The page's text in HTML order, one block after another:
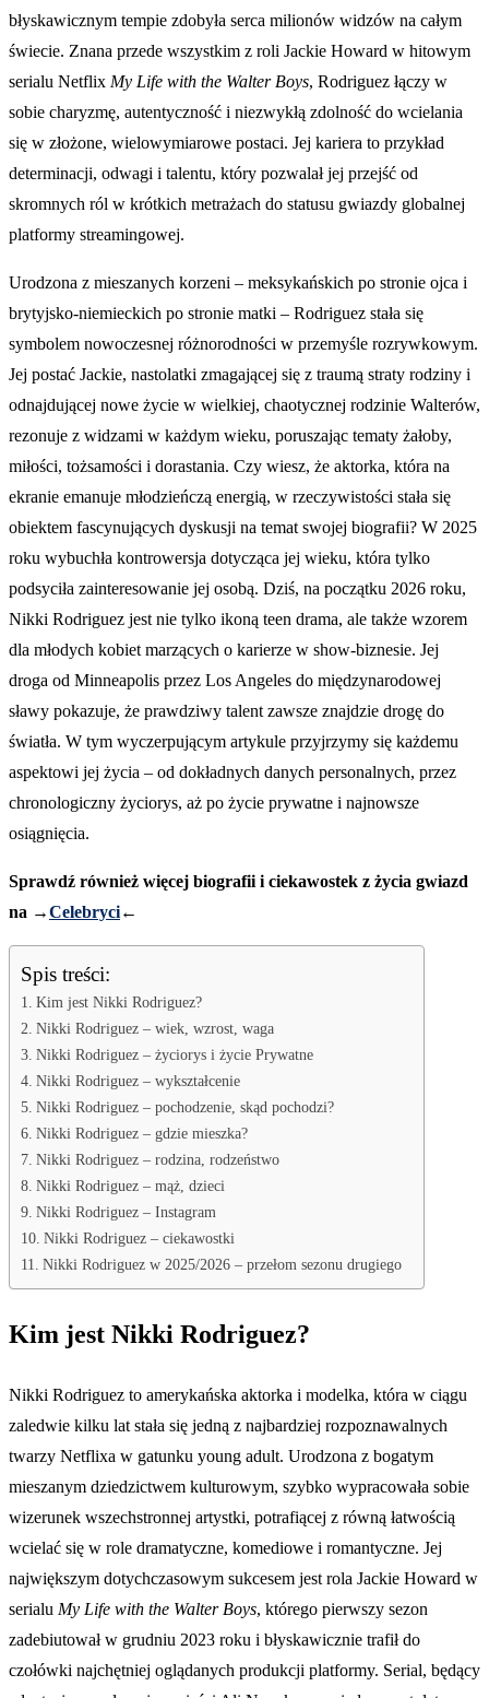
błyskawicznym tempie zdobyła serca milionów widzów na całym
świecie. Znana przede wszystkim z roli Jackie Howard w hitowym
serialu Netflix My Life with the Walter Boys, Rodriguez łączy w
sobie charyzmę, autentyczność i niezwykłą zdolność do wcielania
się w złożone, wielowymiarowe postaci. Jej kariera to przykład
determinacji, odwagi i talentu, który pozwalał jej przejść od
skromnych ról w krótkich metrażach do statusu gwiazdy globalnej
platformy streamingowej.
Urodzona z mieszanych korzeni – meksykańskich po stronie ojca i
brytyjsko-niemieckich po stronie matki – Rodriguez stała się
symbolem nowoczesnej różnorodności w przemyśle rozrywkowym.
Jej postać Jackie, nastolatki zmagającej się z traumą straty rodziny i
odnajdującej nowe życie w wielkiej, chaotycznej rodzinie Walterów,
rezonuje z widzami w każdym wieku, poruszając tematy żałoby,
miłości, tożsamości i dorastania. Czy wiesz, że aktorka, która na
ekranie emanuje młodzieńczą energią, w rzeczywistości stała się
obiektem fascynujących dyskusji na temat swojej biografii? W 2025
roku wybuchła kontrowersja dotycząca jej wieku, która tylko
podsyciła zainteresowanie jej osobą. Dziś, na początku 2026 roku,
Nikki Rodriguez jest nie tylko ikoną teen drama, ale także wzorem
dla młodych kobiet marzących o karierze w show-biznesie. Jej
droga od Minneapolis przez Los Angeles do międzynarodowej
sławy pokazuje, że prawdziwy talent zawsze znajdzie drogę do
światła. W tym wyczerpującym artykule przyjrzymy się każdemu
aspektowi jej życia – od dokładnych danych personalnych, przez
chronologiczny życiorys, aż po życie prywatne i najnowsze
osiągnięcia.
Sprawdź również więcej biografii i ciekawostek z życia gwiazd
na →Celebryci←
Spis treści:
Kim jest Nikki Rodriguez?
Nikki Rodriguez – wiek, wzrost, waga
Nikki Rodriguez – życiorys i życie Prywatne
Nikki Rodriguez – wykształcenie
Nikki Rodriguez – pochodzenie, skąd pochodzi?
Nikki Rodriguez – gdzie mieszka?
Nikki Rodriguez – rodzina, rodzeństwo
Nikki Rodriguez – mąż, dzieci
Nikki Rodriguez – Instagram
Nikki Rodriguez – ciekawostki
Nikki Rodriguez w 2025/2026 – przełom sezonu drugiego
Kim jest Nikki Rodriguez?
Nikki Rodriguez to amerykańska aktorka i modelka, która w ciągu
zaledwie kilku lat stała się jedną z najbardziej rozpoznawalnych
twarzy Netflixa w gatunku young adult. Urodzona z bogatym
mieszanym dziedzictwem kulturowym, szybko wypracowała sobie
wizerunek wszechstronnej artystki, potrafiącej z równą łatwością
wcielać się w role dramatyczne, komediowe i romantyczne. Jej
największym dotychczasowym sukcesem jest rola Jackie Howard w
serialu My Life with the Walter Boys, którego pierwszy sezon
zadebiutował w grudniu 2023 roku i błyskawicznie trafił do
czołówki najchętniej oglądanych produkcji platformy. Serial, będący